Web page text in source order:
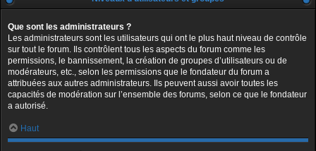
Que sont les administrateurs ?
Les administrateurs sont les utilisateurs qui ont le plus haut niveau de contrôle
sur tout le forum. Ils contrôlent tous les aspects du forum comme les
permissions, le bannissement, la création de groupes d’utilisateurs ou de
modérateurs, etc., selon les permissions que le fondateur du forum a
attribuées aux autres administrateurs. Ils peuvent aussi avoir toutes les
capacités de modération sur l’ensemble des forums, selon ce que le fondateur
a autorisé.
Haut